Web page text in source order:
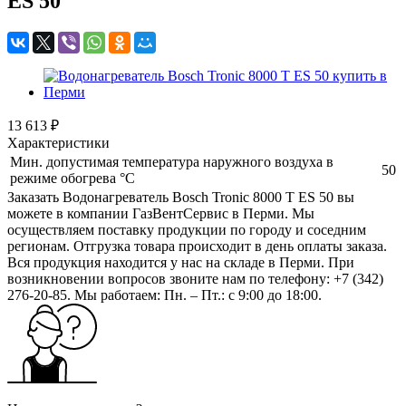
13 613 ₽
Характеристики
Мин. допустимая температура наружного воздуха в
режиме обогрева °С
50
Заказать Водонагреватель Bosch Tronic 8000 T ES 50 вы
можете в компании ГазВентСервис в Перми. Мы
осуществляем поставку продукции по городу и соседним
регионам. Отгрузка товара происходит в день оплаты заказа.
Вся продукция находится у нас на складе в Перми. При
возникновении вопросов звоните нам по телефону: +7 (342)
276-20-85. Мы работаем: Пн. – Пт.: с 9:00 до 18:00.